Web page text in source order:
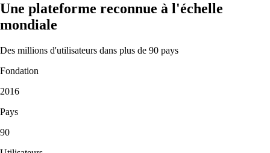
Une plateforme reconnue à l'échelle
mondiale
Des millions d'utilisateurs dans plus de 90 pays
Fondation
2016
Pays
90